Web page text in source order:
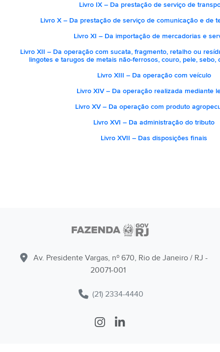
Livro IX – Da prestação de serviço de
Livro X – Da prestação de serviço de comunicação e de
Livro XI – Da importação de mercadorias e
Livro XII – Da operação com sucata, fragmento, retalho ou
lingotes e tarugos de metais não-ferrosos, couro, pele, sebo,
Livro XIII – Da operação com veículo
Livro XIV – Da operação realizada mediante
Livro XV – Da operação com produto
Livro XVI – Da administração do tributo
Livro XVII – Das disposições finais
Av. Presidente Vargas, nº 670, Rio de Janeiro / RJ -
20071-001
(21) 2334-4440